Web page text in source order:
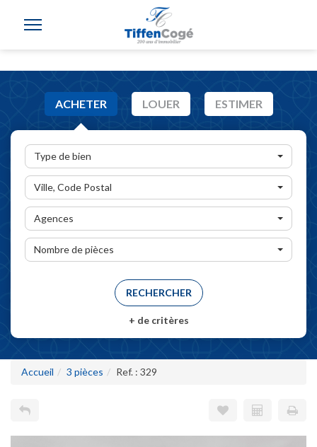
ACHETER LOUER ESTIMER
Type de bien
Ville, Code Postal
Agences
Nombre de pièces
+ de critères
Accueil 3 pièces Ref. : 329